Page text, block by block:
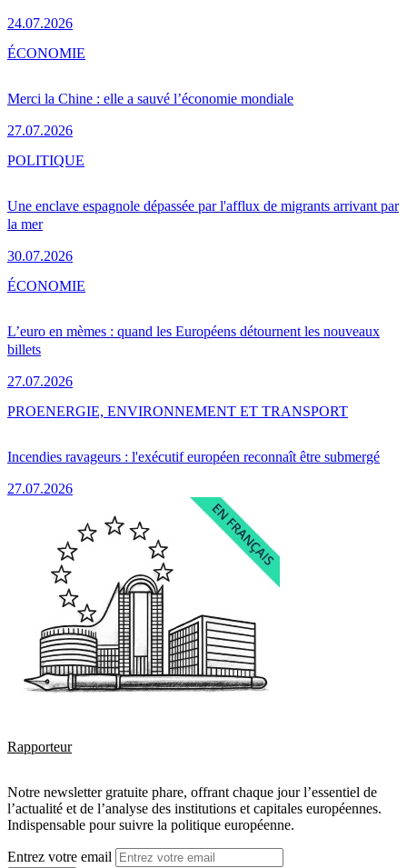
24.07.2026
Merci la Chine : elle a sauvé l’économie mondiale
27.07.2026
ÉCONOMIE
Une enclave espagnole dépassée par l'afflux de migrants arrivant par
la mer
30.07.2026
POLITIQUE
L’euro en mèmes : quand les Européens détournent les nouveaux
billets
27.07.2026
ÉCONOMIE
Incendies ravageurs : l'exécutif européen reconnaît être submergé
27.07.2026
PROENERGIE, ENVIRONNEMENT ET TRANSPORT
Rapporteur
Notre newsletter gratuite phare, offrant chaque jour l’essentiel de
l’actualité et de l’analyse des institutions et capitales européennes.
Indispensable pour suivre la politique européenne.
Entrez votre email